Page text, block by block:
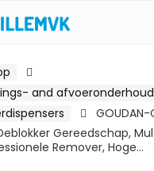
and
Gereedschap,
Remover, Hoge…